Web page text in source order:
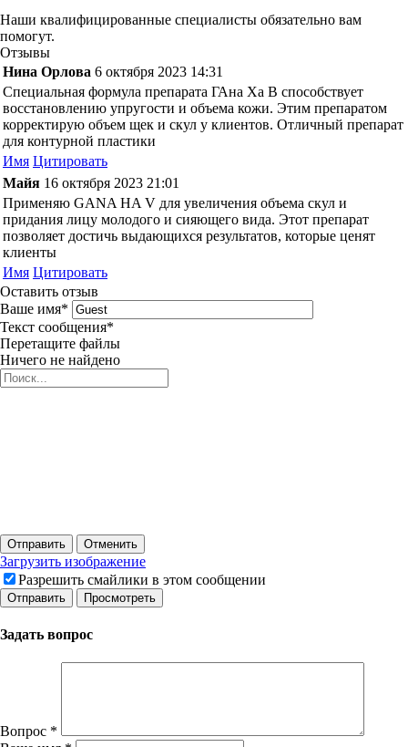
Наши квалифицированные специалисты обязательно вам
помогут.
Отзывы
Нина Орлова 6 октября 2023 14:31
Специальная формула препарата ГАна Ха В способствует
восстановлению упругости и объема кожи. Этим препаратом
корректирую объем щек и скул у клиентов. Отличный препарат
для контурной пластики​​
Имя Цитировать
Майя 16 октября 2023 21:01
Применяю GANA HA V для увеличения объема скул и
придания лицу молодого и сияющего вида. Этот препарат
позволяет достичь выдающихся результатов, которые ценят
клиенты
Имя Цитировать
Оставить отзыв
Ваше имя*
Текст сообщения*
Перетащите файлы
Ничего не найдено
Отправить Отменить
Загрузить изображение
Разрешить смайлики в этом сообщении
Задать вопрос
Вопрос *